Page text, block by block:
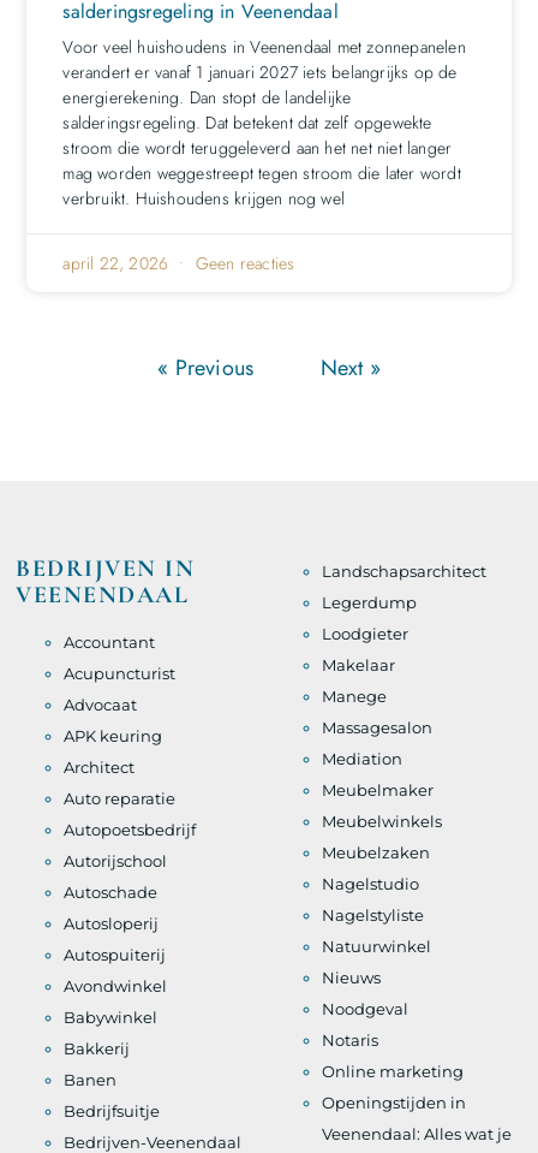
salderingsregeling in Veenendaal
Voor veel huishoudens in Veenendaal met zonnepanelen
verandert er vanaf 1 januari 2027 iets belangrijks op de
energierekening. Dan stopt de landelijke
salderingsregeling. Dat betekent dat zelf opgewekte
stroom die wordt teruggeleverd aan het net niet langer
mag worden weggestreept tegen stroom die later wordt
verbruikt. Huishoudens krijgen nog wel
april 22, 2026 Geen reacties
« Previous Next »
BEDRIJVEN IN
VEENENDAAL
Accountant
Acupuncturist
Advocaat
APK keuring
Architect
Auto reparatie
Autopoetsbedrijf
Autorijschool
Autoschade
Autosloperij
Autospuiterij
Avondwinkel
Babywinkel
Bakkerij
Banen
Bedrijfsuitje
Bedrijven-Veenendaal
Landschapsarchitect
Legerdump
Loodgieter
Makelaar
Manege
Massagesalon
Mediation
Meubelmaker
Meubelwinkels
Meubelzaken
Nagelstudio
Nagelstyliste
Natuurwinkel
Nieuws
Noodgeval
Notaris
Online marketing
Openingstijden in
Veenendaal: Alles wat je